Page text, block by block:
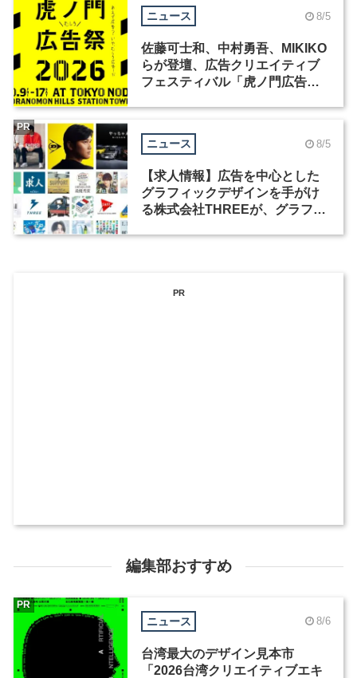
ニュース 8/5
佐藤可士和、中村勇吾、MIKIKO
らが登壇、広告クリエイティブ
フェスティバル「虎ノ門広告
ニュース 8/5
【求人情報】広告を中心とした
グラフィックデザインを手がけ
る株式会社THREEが、グラフィ
PR
PR
編集部おすすめ
ニュース 8/6
台湾最大のデザイン見本市
「2026台湾クリエイティブエキ
PR